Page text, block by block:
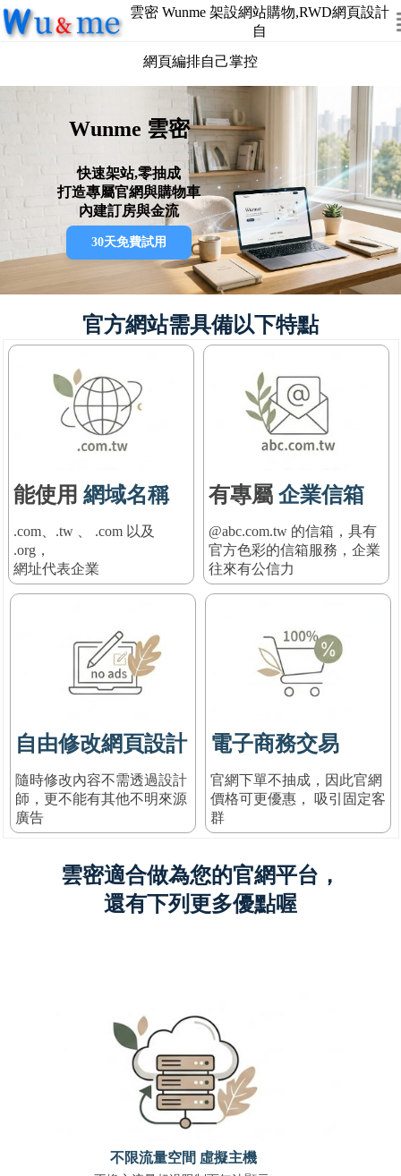
雲密 Wunme 架設網站購物,RWD網頁設計
自
網頁編排自己掌控
Wunme 雲密
快速架站,零抽成
打造專屬官網與購物車
內建訂房與金流
30天免費試用
官方網站需具備以下特點
能使用 網域名稱
.com、.tw 、 .com 以及
.org，
網址代表企業
有專屬 企業信箱
@abc.com.tw 的信箱，具有
官方色彩的信箱服務 ， 企業
往來有公信力
自由修改網頁設計
隨時修改內容不需透過設計
師，更不能有其他不明來源
廣告
電子商務交易
官網下單不抽成，因此官網
價格可更優惠， 吸引固定客
群
雲密適合做為您的官網平台，
還有下列更多優點喔
不限流量空間 虛擬主機